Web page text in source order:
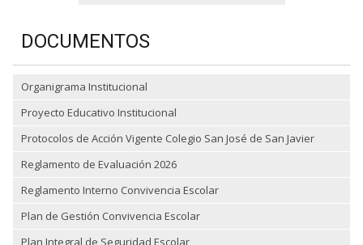
DOCUMENTOS
Organigrama Institucional
Proyecto Educativo Institucional
Protocolos de Acción Vigente Colegio San José de San Javier
Reglamento de Evaluación 2026
Reglamento Interno Convivencia Escolar
Plan de Gestión Convivencia Escolar
Plan Integral de Seguridad Escolar